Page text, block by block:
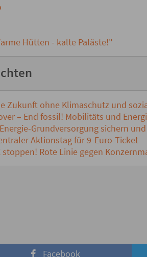
Hütten - kalte Paläste!"
Zukunft ohne Klimaschutz und
– End fossil! Mobilitäts und
Energie-Grundversorgung sichern
Aktionstag für 9-Euro-Ticket
stoppen! Rote Linie gegen
Facebook